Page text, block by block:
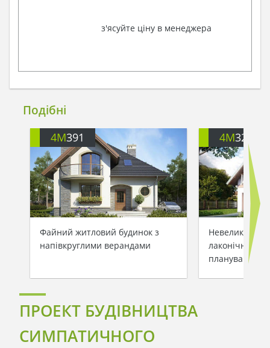
з'ясуйте ціну в менеджера
Подібні
4M391
Файний житловий будинок з
напівкруглими верандами
4M3200
Невеликий
лаконічним
плануванням
ПРОЕКТ БУДІВНИЦТВА
СИМПАТИЧНОГО